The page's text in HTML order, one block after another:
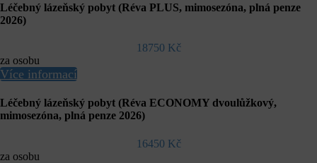
Léčebný lázeňský pobyt (Réva PLUS, mimosezóna, plná penze
2026)
18750 Kč
za osobu
Více informací
Léčebný lázeňský pobyt (Réva ECONOMY dvoulůžkový,
mimosezóna, plná penze 2026)
16450 Kč
za osobu